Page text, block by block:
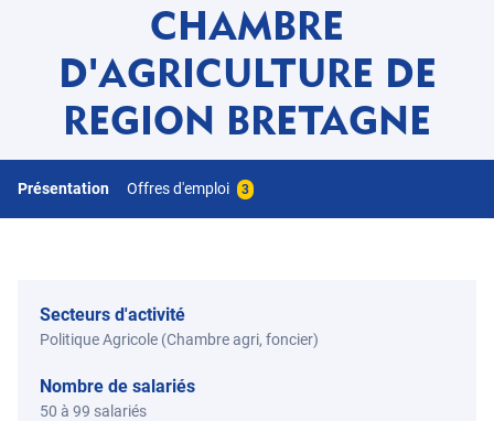
CHAMBRE
D'AGRICULTURE DE
REGION BRETAGNE
Présentation Offres d'emploi 3
Secteurs d'activité
Politique Agricole (Chambre agri, foncier)
Nombre de salariés
50 à 99 salariés